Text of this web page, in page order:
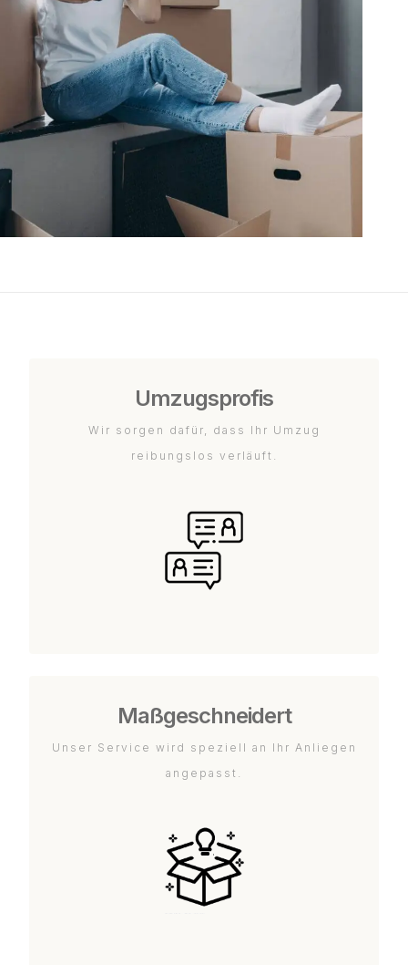
Umzugsprofis
Wir sorgen dafür, dass Ihr Umzug
reibungslos verläuft.
Maßgeschneidert
Unser Service wird speziell an Ihr Anliegen
angepasst.